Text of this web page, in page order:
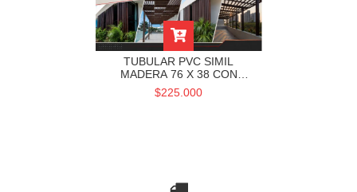
TUBULAR PVC SIMIL
MADERA 76 X 38 CON
REFUERZO MUCHTEK
$225.000